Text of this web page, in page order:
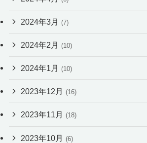
2024年3月 (7)
2024年2月 (10)
2024年1月 (10)
2023年12月 (16)
2023年11月 (18)
2023年10月 (6)